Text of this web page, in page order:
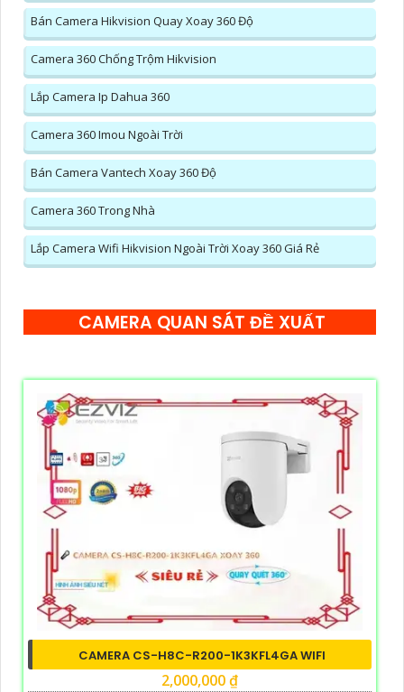
Bán Camera Hikvision Quay Xoay 360 Độ
Camera 360 Chống Trộm Hikvision
Lắp Camera Ip Dahua 360
Camera 360 Imou Ngoài Trời
Bán Camera Vantech Xoay 360 Độ
Camera 360 Trong Nhà
Lắp Camera Wifi Hikvision Ngoài Trời Xoay 360 Giá Rẻ
CAMERA QUAN SÁT ĐỀ XUẤT
CAMERA CS-H8C-R200-1K3KFL4GA WIFI
2,000,000 ₫